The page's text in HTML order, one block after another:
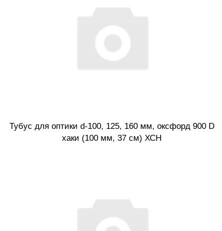
Тубус для оптики d-100, 125, 160 мм, оксфорд 900 D
хаки (100 мм, 37 см) ХСН